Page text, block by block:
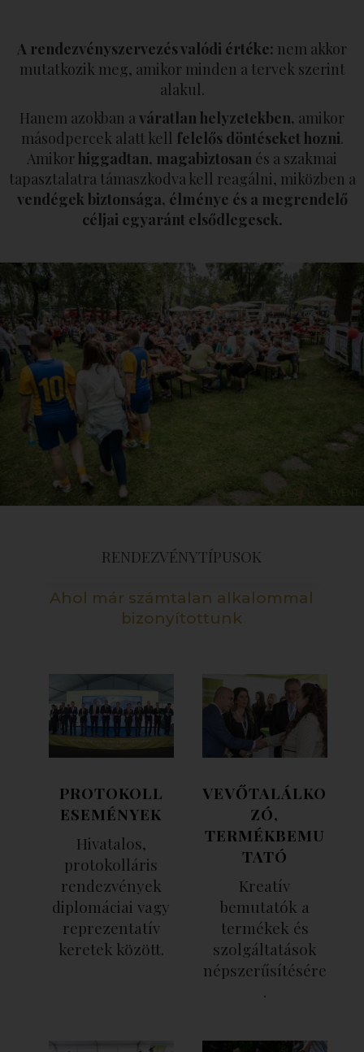
A rendezvényszervezés valódi értéke: nem akkor
mutatkozik meg, amikor minden a tervek szerint
alakul.
Hanem azokban a váratlan helyzetekben, amikor
másodpercek alatt kell felelős döntéseket hozni.
Amikor higgadtan, magabiztosan és a szakmai
tapasztalatra támaszkodva kell reagálni, miközben a
vendégek biztonsága, élménye és a megrendelő
céljai egyaránt elsődlegesek.
RENDEZVÉNYTÍPUSOK
Ahol már számtalan alkalommal
bizonyítottunk
PROTOKOLL
ESEMÉNYEK
Hivatalos,
protokolláris
rendezvények
diplomáciai vagy
reprezentatív
keretek között.
VEVŐTALÁLKO
ZÓ,
TERMÉKBEMU
TATÓ
Kreatív
bemutatók a
termékek és
szolgáltatások
népszerűsítésére
.